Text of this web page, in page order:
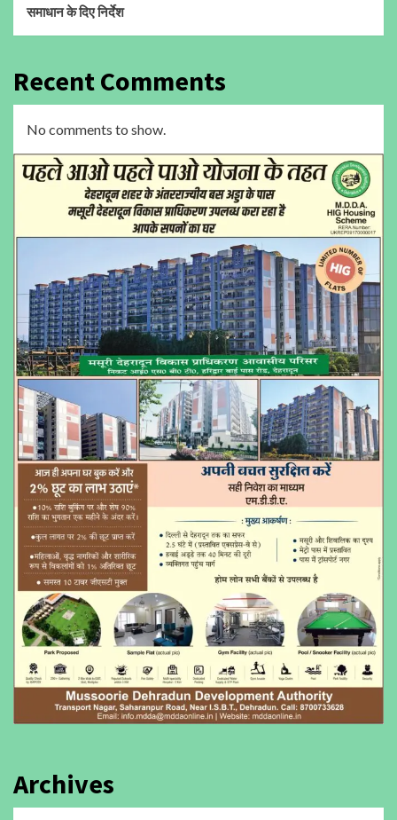
समाधान के दिए निर्देश
Recent Comments
No comments to show.
Archives